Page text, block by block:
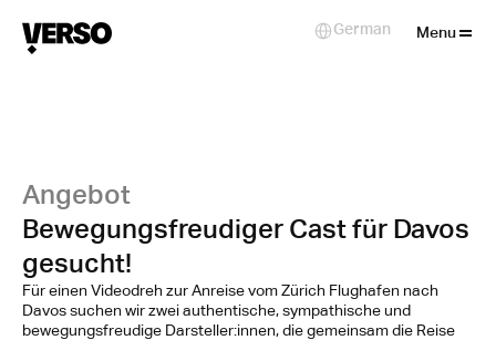
Angebot
Bewegungsfreudiger Cast für Davos
gesucht!
Für einen Videodreh zur Anreise vom Zürich Flughafen nach
Davos suchen wir zwei authentische, sympathische und
bewegungsfreudige Darsteller:innen, die gemeinsam die Reise
Menu
Select Language
German